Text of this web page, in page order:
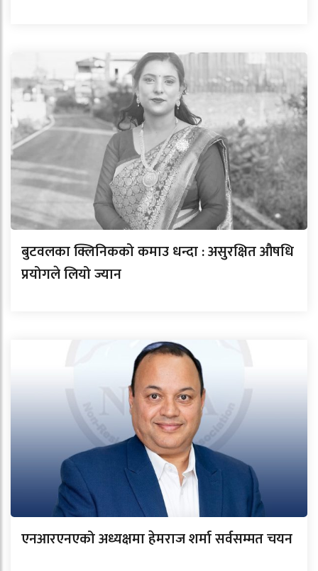
बुटवलका क्लिनिकको कमाउ धन्दा : असुरक्षित औषधि
प्रयोगले लियो ज्यान
एनआरएनएको अध्यक्षमा हेमराज शर्मा सर्वसम्मत चयन